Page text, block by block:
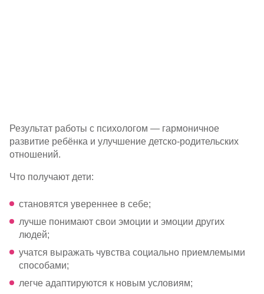
Результат работы с психологом — гармоничное
развитие ребёнка и улучшение детско-родительских
отношений.
Что получают дети:
становятся увереннее в себе;
лучше понимают свои эмоции и эмоции других
людей;
учатся выражать чувства социально приемлемыми
способами;
легче адаптируются к новым условиям;